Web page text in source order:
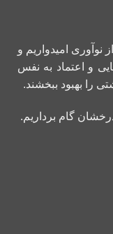
نوآوری امیدواریم و
و اعتماد به نفس
را بهبود ببخشند.
گام برداریم.